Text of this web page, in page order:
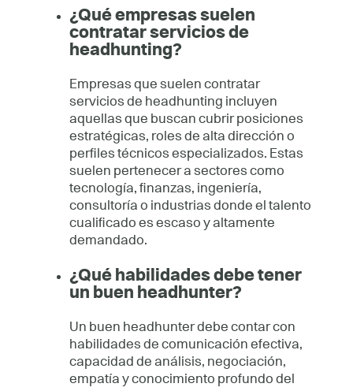
¿Qué empresas suelen
contratar servicios de
headhunting?
Empresas que suelen contratar
servicios de headhunting incluyen
aquellas que buscan cubrir posiciones
estratégicas, roles de alta dirección o
perfiles técnicos especializados. Estas
suelen pertenecer a sectores como
tecnología, finanzas, ingeniería,
consultoría o industrias donde el talento
cualificado es escaso y altamente
demandado.
¿Qué habilidades debe tener
un buen headhunter?
Un buen headhunter debe contar con
habilidades de comunicación efectiva,
capacidad de análisis, negociación,
empatía y conocimiento profundo del